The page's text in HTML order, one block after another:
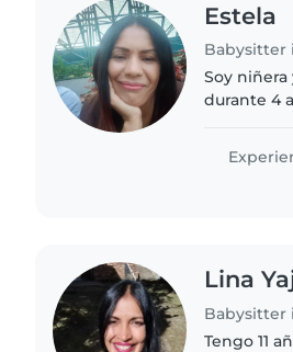
Estela
Babysitter
Soy
durante 4
encanta
Lina
Babysitter
Tengo 11